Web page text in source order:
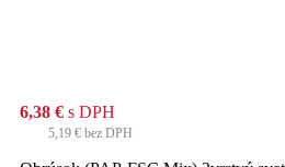
6,38 € s DPH
5,19 € bez DPH